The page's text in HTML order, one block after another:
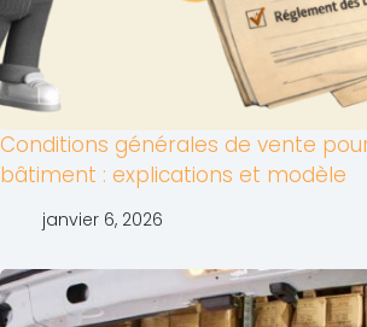
Conditions générales de vente
bâtiment : explications et modèle
janvier 6, 2026